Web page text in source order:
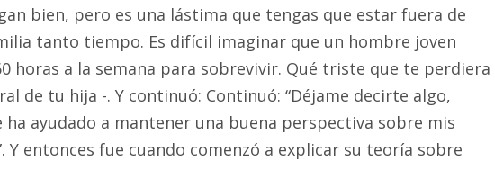
bien, pero es una lástima que tengas que estar fuera de
tanto tiempo. Es difícil imaginar que un hombre joven
horas a la semana para sobrevivir. Qué triste que te perdiera
de tu hija -. Y continuó: Continuó: “Déjame decirte algo,
ha ayudado a mantener una buena perspectiva sobre mis
Y entonces fue cuando comenzó a explicar su teoría sobre